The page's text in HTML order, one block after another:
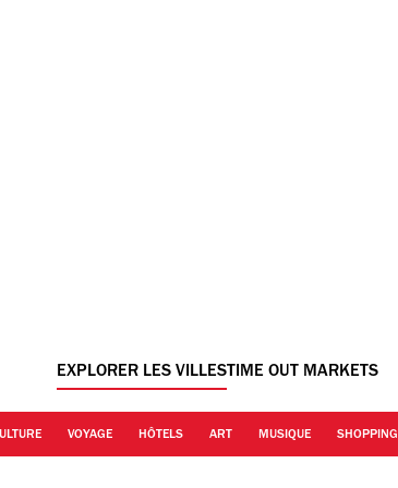
EXPLORER LES VILLESTIME OUT MARKETS
VOYAGE HÔTELS ART MUSIQUE SHOPPING